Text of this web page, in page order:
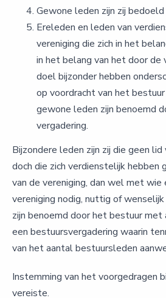
Gewone leden zijn zij
Ereleden en leden van
vereniging die zich in het
in het belang van het door de
doel bijzonder hebben
op voordracht van het
gewone leden zijn benoemd
vergadering.
Bijzondere leden zijn zij die geen lid
doch die zich verdienstelijk hebben
van de vereniging, dan wel met wie
vereniging nodig, nuttig of
zijn benoemd door het bestuur
een bestuursvergadering waarin
van het aantal bestuursleden
Instemming van het voorgedragen
vereiste.